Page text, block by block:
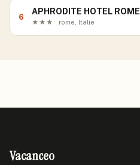
6
APHRODITE HOTEL ROME
★★★ · rome, Italie
Vacanceo